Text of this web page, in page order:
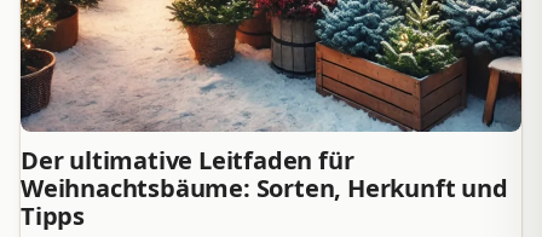
Der ultimative Leitfaden für
Weihnachtsbäume: Sorten, Herkunft und
Tipps